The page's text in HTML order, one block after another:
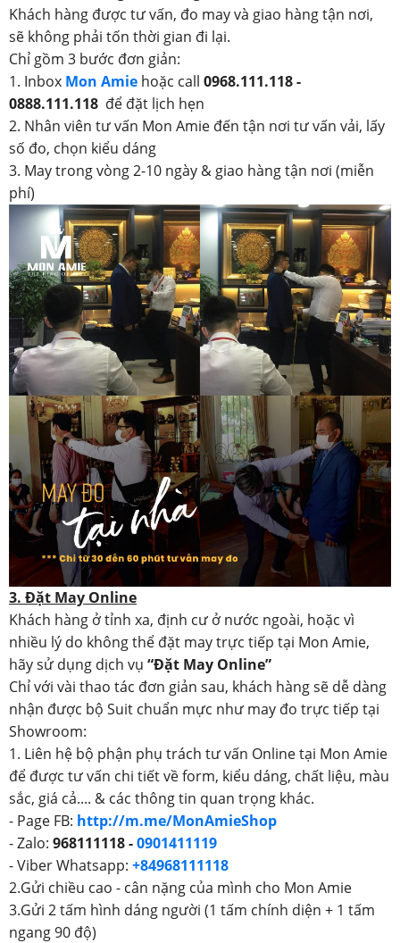
Khách hàng được tư vấn, đo may và giao hàng tận nơi,
sẽ không phải tốn thời gian đi lại.
Chỉ gồm 3 bước đơn giản:
1. Inbox Mon Amie hoặc call 0968.111.118 -
0888.111.118 để đặt lịch hẹn
2. Nhân viên tư vấn Mon Amie đến tận nơi tư vấn vải, lấy
số đo, chọn kiểu dáng
3. May trong vòng 2-10 ngày & giao hàng tận nơi (miễn
phí)
3. Đặt May Online
Khách hàng ở tỉnh xa, định cư ở nước ngoài, hoặc vì
nhiều lý do không thể đặt may trực tiếp tại Mon Amie,
hãy sử dụng dịch vụ “Đặt May Online”
Chỉ với vài thao tác đơn giản sau, khách hàng sẽ dễ dàng
nhận được bộ Suit chuẩn mực như may đo trực tiếp tại
Showroom:
1. Liên hệ bộ phận phụ trách tư vấn Online tại Mon Amie
để được tư vấn chi tiết về form, kiểu dáng, chất liệu, màu
sắc, giá cả.... & các thông tin quan trọng khác.
- Page FB: http://m.me/MonAmieShop
- Zalo: 968111118 -0901411119
- Viber Whatsapp: +84968111118
2.Gửi chiều cao - cân nặng của mình cho Mon Amie
3.Gửi 2 tấm hình dáng người (1 tấm chính diện + 1 tấm
ngang 90 độ)